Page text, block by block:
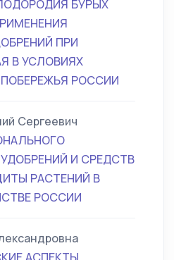
БУРЫХ
ПРИ
В УСЛОВИЯХ
РОССИИ
Сергеевич
И СРЕДСТВ
РАСТЕНИЙ В
РОССИИ